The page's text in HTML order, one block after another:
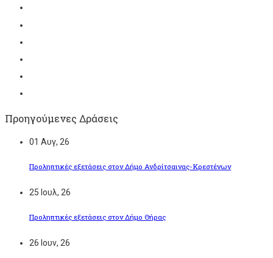
Προηγούμενες Δράσεις
01 Αυγ, 26
Προληπτικές εξετάσεις στον Δήμο Ανδρίτσαινας-Κρεστένων
25 Ιουλ, 26
Προληπτικές εξετάσεις στον Δήμο Θήρας
26 Ιουν, 26